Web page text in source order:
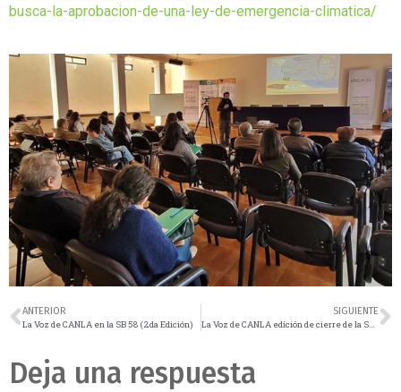
busca-la-aprobacion-de-una-ley-de-emergencia-climatica/
ANTERIOR
La Voz de CANLA en la SB 58 (2da Edición)
SIGUIENTE
La Voz de CANLA edición de cierre de la SB 58
Deja una respuesta